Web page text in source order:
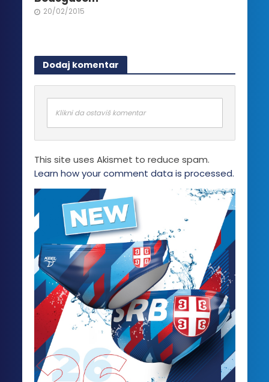
20/02/2015
Dodaj komentar
Klikni da ostaviš komentar
This site uses Akismet to reduce spam.
Learn how your comment data is processed.